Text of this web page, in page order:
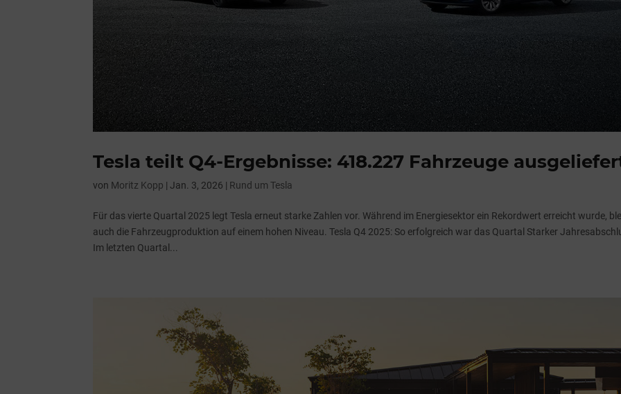
Tesla teilt Q4-Ergebnisse: 418.227 Fahrzeuge
von Moritz Kopp |Jan. 3, 2026 | Rund um Tesla
Für das vierte Quartal 2025 legt Tesla erneut starke Zahlen vor. Während im Energiesektor ein Rekordwert erreicht wurde,
auch die Fahrzeugproduktion auf einem hohen Niveau. Tesla Q4 2025: So erfolgreich war das Quartal Starker
Im letzten Quartal...